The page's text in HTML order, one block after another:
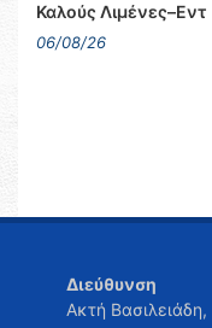
Καλούς Λιμένες–Εντ
06/08/26
Διεύθυνση
Ακτή